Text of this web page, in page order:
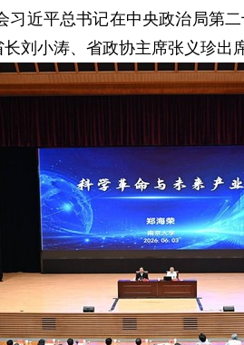
平总书记在中央政治局第
刘小涛、省政协主席张义珍出席